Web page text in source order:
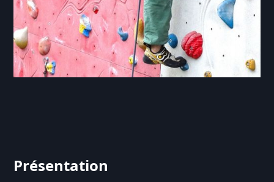
Présentation